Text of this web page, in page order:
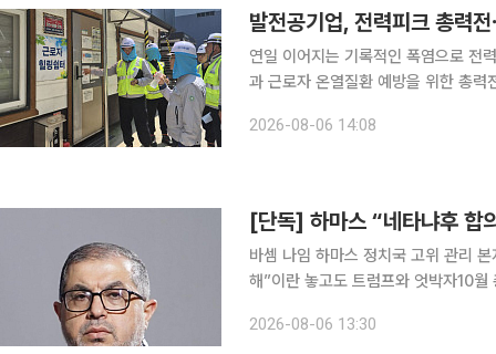
발전공기업, 전력피크 총력
연일 이어지는 기록적인 폭염으로 전
과 근로자 온열질환 예방을 위한 총력전에 돌입했다. 기관장들이 직
업계에 따르면 한국남동발전·한국서
2026-08-06 14:08
[단독] 하마스 “네타냐후 합
바셈 나임 하마스 정치국 고위 관리
해”이란 놓고도 트럼프와 엇박자10월 총선 앞
대한 지 하루 만에 하마스 정치국 고
2026-08-06 13:30